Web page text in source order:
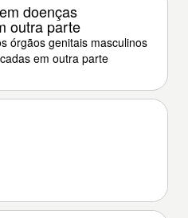
doenças
outra parte
órgãos genitais masculinos
em outra parte